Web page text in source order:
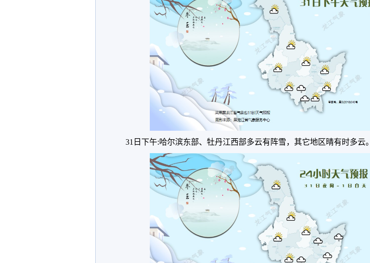
31日下午:哈尔滨东部、牡丹江西部多云有阵雪，其它地区晴有时多云。